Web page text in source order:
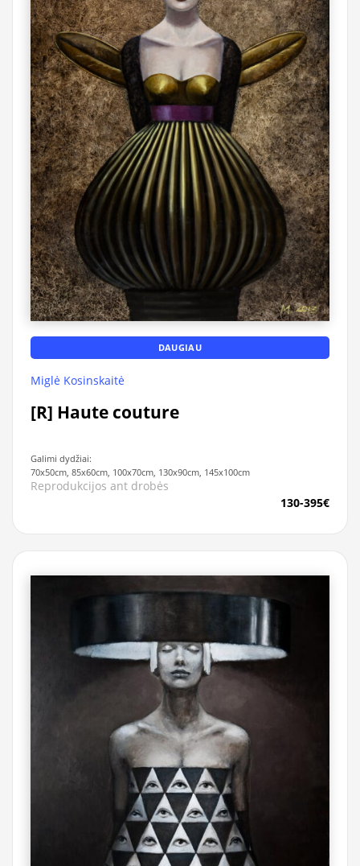
DAUGIAU
Miglė Kosinskaitė
[R] Haute couture
Galimi dydžiai:
70x50cm, 85x60cm, 100x70cm, 130x90cm, 145x100cm
Reprodukcijos ant drobės
130-395€